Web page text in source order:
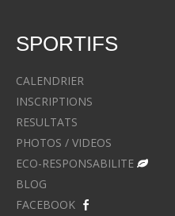
SPORTIFS
CALENDRIER
INSCRIPTIONS
RESULTATS
PHOTOS / VIDEOS
ECO-RESPONSABILITE
BLOG
FACEBOOK